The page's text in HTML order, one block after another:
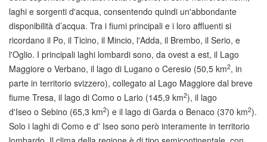
laghi e sorgenti d'acqua, consentendo quindi un'abbondante
disponibilità d’acqua. Tra i fiumi principali e i loro affluenti si
ricordano il Po, il Ticino, il Mincio, l'Adda, il Brembo, il Serio, e
l'Oglio. I principali laghi lombardi sono, da ovest a est, il Lago
Maggiore o Verbano, il lago di Lugano o Ceresio (50,5 km2, in
parte in territorio svizzero), collegato al Lago Maggiore dal breve
fiume Tresa, il lago di Como o Lario (145,9 km2), il lago
d'Iseo o Sebino (65,3 km2) e il lago di Garda o Benaco (370 km2).
Solo i laghi di Como e d' Iseo sono però interamente in territorio